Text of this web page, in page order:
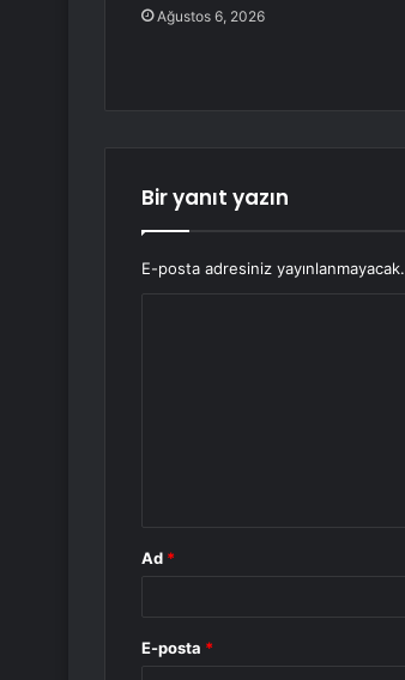
Ağustos 6, 2026
Bir yanıt yazın
E-posta adresiniz yayınlanmayacak.
Ad *
E-posta *